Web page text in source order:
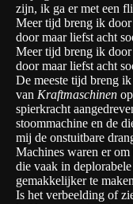
zijn, ik ga er met een
Meer tijd breng ik door
door maar liefst acht
Meer tijd breng ik door
door maar liefst acht
De meeste tijd breng
van Kraftmaschinen
spierkracht
stoommachine en de
mij de onstuitbare
Machines waren er
die vaak in
gemakkelijker te
Is het verbeelding of